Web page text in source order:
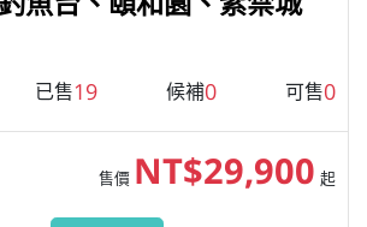
已售19 候補0 可售0
售價 NT$29,900 起